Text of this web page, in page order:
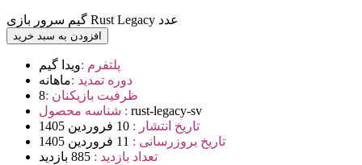
گیم سرور بازی Rust Legacy عدد
افزودن به سبد خرید
پلتفرم :ویدا گیم
دوره تمدید :ماهانه
ظرفیت بازیکنان :8
شناسه محصول : rust-legacy-sv
تاریخ انتشار : 10 فروردین 1405
تاریخ بروزرسانی : 11 فروردین 1405
تعداد بازدید : 885 بازدید